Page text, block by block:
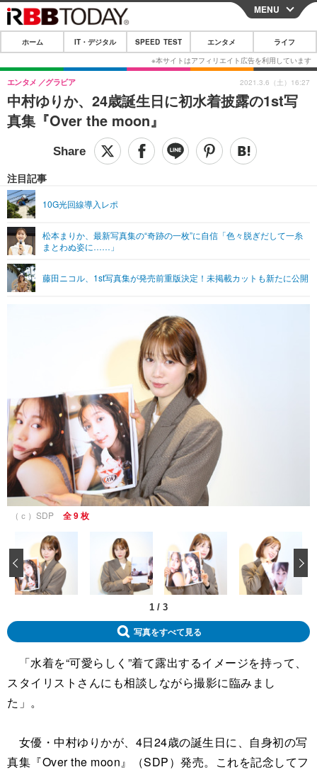
CLOSE
ホーム
IT・デジタル
IT・デジタルTOP スマートフォン
ショッピング その他
SPEED TEST
エンタメTOP 映画・ドラマ
グラビア
ショッピング その他
ライフTOP
その他
リリース一覧
プッシュ通知の停止方法
MENU
ホーム IT・デジタル SPEED TEST エンタメ ライフ
中村ゆりか、24歳誕生日に初水着披露の1st写
真集『Over the moon』
エンタメ グラビア
注目記事
10G光回線導入レポ
松本まりか、最新写真集の“奇跡の一枚”に自信「色々脱ぎだして一糸
まとわぬ姿に……」
藤田ニコル、1st写真集が発売前重版決定！未掲載カットも新たに公開
2021.3.6（土）16:27
（ｃ）SDP 全 9 枚
1 / 3
‹
写真をすべて見る
「水着を“可愛らしく”着て露出するイメージを持って、
スタイリストさんにも相談しながら撮影に臨みまし
た」。
女優・中村ゆりかが、4日24歳の誕生日に、自身初の写
真集『Over the moon』（SDP）発売。これを記念してフ